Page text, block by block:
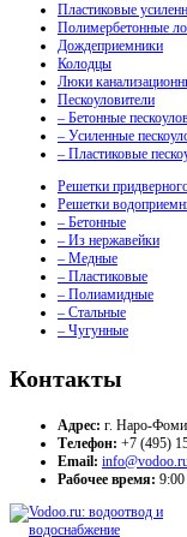
Пластиковые
Полимербетонные
Дождеприемники
Колодцы
Люки
Пескоуловители
– Бетонные
– Усиленные
– Пластиковые
Решетки
Решетки
– Бетонные
– Из нержавейки
– Медные
– Пластиковые
– Полиамидные
– Стальные
– Чугунные
Контакты
Адрес: г. Наро-
Телефон: +7 (495)
Email:
Рабочее время: